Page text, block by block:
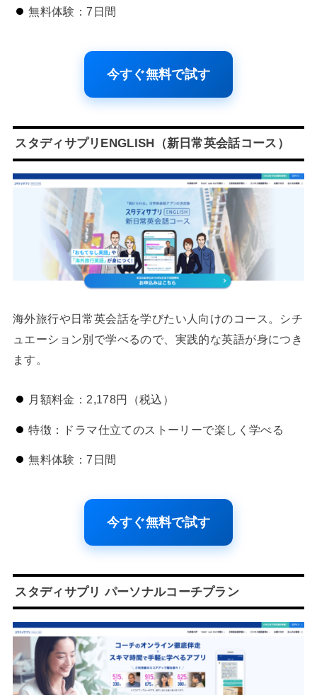
無料体験：7日間
今すぐ無料で試す
スタディサプリENGLISH（新日常英会話コース）
海外旅行や日常英会話を学びたい人向けのコース。シチ
ュエーション別で学べるので、実践的な英語が身につき
ます。
月額料金：2,178円（税込）
特徴：ドラマ仕立てのストーリーで楽しく学べる
無料体験：7日間
今すぐ無料で試す
スタディサプリ パーソナルコーチプラン